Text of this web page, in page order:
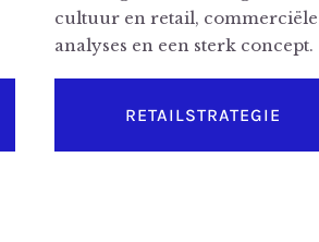
cultuur en retail, commerciële
analyses en een sterk concept.
RETAILSTRATEGIE